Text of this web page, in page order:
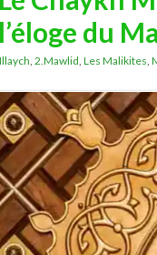
l’éloge du
, 2.Mawlid, Les Malikites,